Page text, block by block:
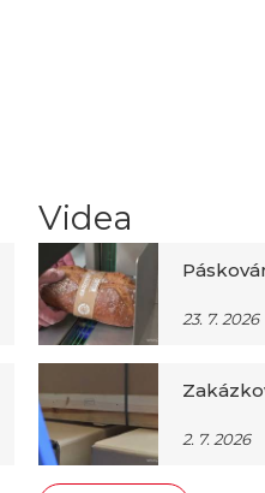
Videa
23. 7. 2026
2. 7. 2026